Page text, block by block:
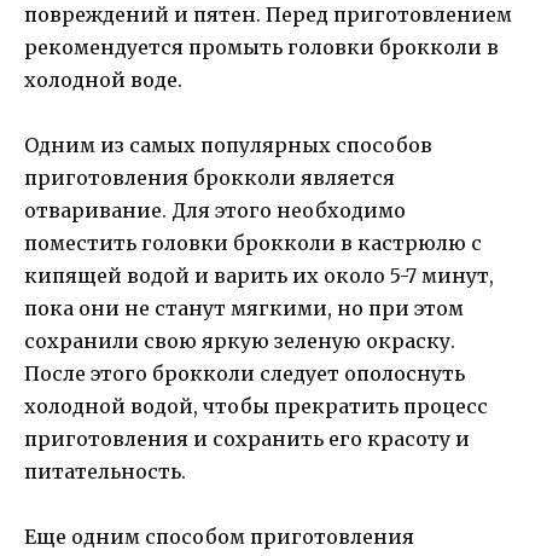
повреждений и пятен. Перед приготовлением
рекомендуется промыть головки брокколи в
холодной воде.
Одним из самых популярных способов
приготовления брокколи является
отваривание. Для этого необходимо
поместить головки брокколи в кастрюлю с
кипящей водой и варить их около 5-7 минут,
пока они не станут мягкими, но при этом
сохранили свою яркую зеленую окраску.
После этого брокколи следует ополоснуть
холодной водой, чтобы прекратить процесс
приготовления и сохранить его красоту и
питательность.
Еще одним способом приготовления